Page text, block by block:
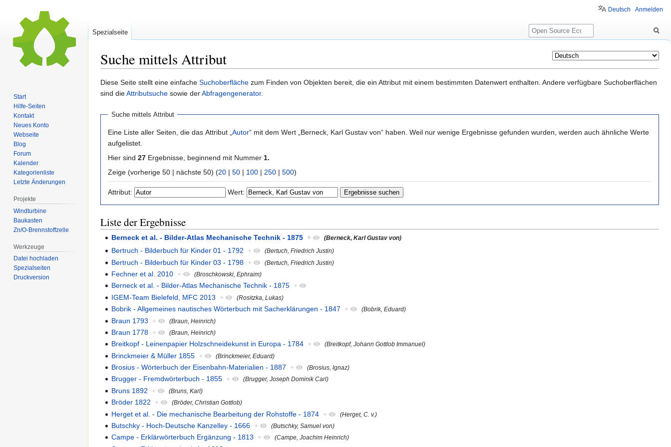
Suche mittels Attribut
Zur
Navigation
Zur
Suche
Diese Seite stellt eine einfache Suchoberfläche zum Finden von Objekten bereit, die ein Attribut mit einem bestimmten Datenwert enthalten. Andere verfügbare Suchoberflächen
sind dieAttributsuche sowie derAbfragengenerator.
Suche mittels Attribut
Eine Liste aller Seiten, die das Attribut „ Autor“ mit dem Wert „Berneck, Karl Gustav von“ haben. Weil nur wenige Ergebnisse gefunden wurden, werden auch ähnliche Werte
aufgelistet.
Hier sind 27 Ergebnisse, beginnend mit Nummer 1.
Zeige (vorherige 50 | nächste 50) (20 | 50 | 100 | 250 | 500)
Attribut: Wert:
Liste der Ergebnisse
Berneck et al. - Bilder-Atlas Mechanische Technik - 1875 + (Berneck, Karl Gustav von)
Bertruch - Bilderbuch für Kinder 01 - 1792 + (Bertuch, Friedrich Justin)
Bertruch - Bilderbuch für Kinder 03 - 1798 + (Bertuch, Friedrich Justin)
Fechner et al. 2010 + (Broschkowski, Ephraim)
Berneck et al. - Bilder-Atlas Mechanische Technik - 1875 +
IGEM-Team Bielefeld, MFC 2013
+ (Rositzka, Lukas)
Bobrik - Allgemeines nautisches Wörterbuch mit Sacherklärungen - 1847 + (Bobrik, Eduard)
Braun 1793 + (Braun, Heinrich)
Braun 1778 + (Braun, Heinrich)
Breitkopf - Leinenpapier Holzschneidekunst in Europa - 1784 + (Breitkopf, Johann Gottlob Immanuel)
Brinckmeier & Müller 1855 + (Brinckmeier, Eduard)
Brosius - Wörterbuch der Eisenbahn-Materialien - 1887 + (Brosius, Ignaz)
Brugger - Fremdwörterbuch - 1855 + (Brugger, Joseph Dominik Carl)
Bruns 1892 + (Bruns, Karl)
Bröder 1822 + (Bröder, Christian Gottlob)
Herget et al. - Die mechanische Bearbeitung der Rohstoffe - 1874 + (Herget, C. v.)
Butschky - Hoch-Deutsche Kanzelley - 1666 + (Butschky, Samuel von)
Campe - Erklärwörterbuch Ergänzung - 1813 + (Campe, Joachim Heinrich)
Deutsch Anmelden
Spezialseite
Suche
Start
Hilfe-Seiten
Kontakt
Neues Konto
Webseite
Blog
Forum
Kalender
Kategorienliste
Letzte Änderungen
Projekte
Windturbine
Baukasten
Zn/O-Brennstoffzelle
Werkzeuge
Datei hochladen
Spezialseiten
Druckversion